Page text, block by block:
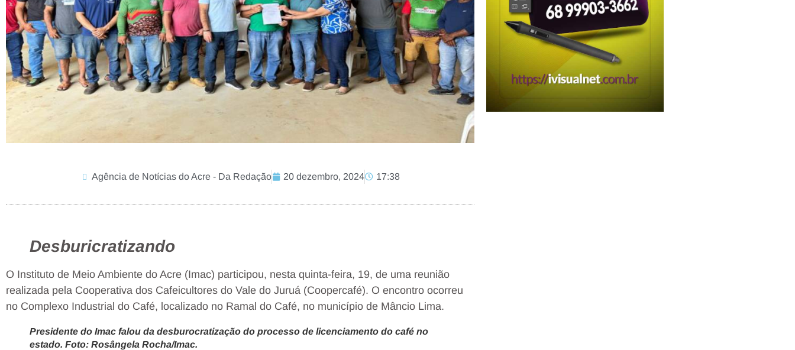
Agência de Notícias do Acre - Da Redação 20 dezembro, 2024 17:38
Desburicratizando
O Instituto de Meio Ambiente do Acre (Imac) participou, nesta quinta-feira, 19, de uma reunião
realizada pela Cooperativa dos Cafeicultores do Vale do Juruá (Coopercafé). O encontro ocorreu
no Complexo Industrial do Café, localizado no Ramal do Café, no município de Mâncio Lima.
Presidente do Imac falou da desburocratização do processo de licenciamento do café no
estado. Foto: Rosângela Rocha/Imac.